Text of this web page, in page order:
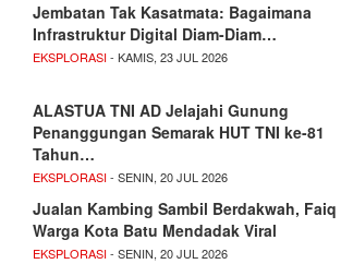
Jembatan Tak Kasatmata: Bagaimana
Infrastruktur Digital Diam-Diam…
EKSPLORASI- KAMIS, 23 JUL 2026
ALASTUA TNI AD Jelajahi Gunung
Penanggungan Semarak HUT TNI ke-81
Tahun…
EKSPLORASI- SENIN, 20 JUL 2026
Jualan Kambing Sambil Berdakwah, Faiq
Warga Kota Batu Mendadak Viral
EKSPLORASI- SENIN, 20 JUL 2026